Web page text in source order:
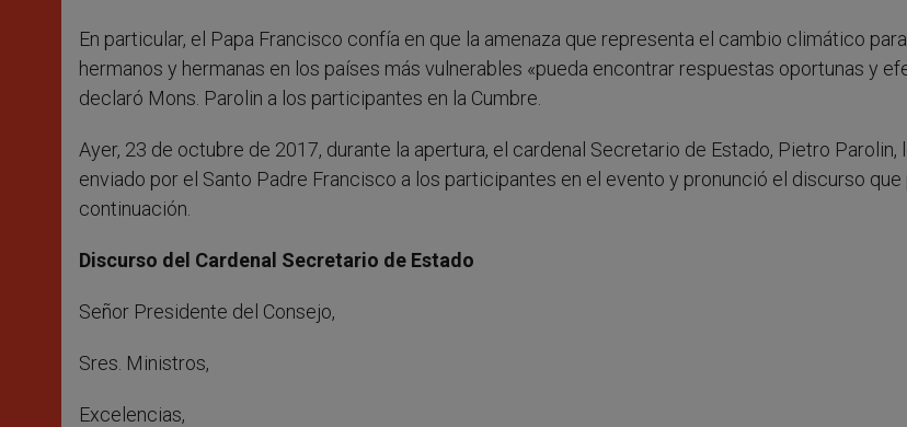
En particular, el Papa Francisco confía en que la amenaza que representa el cambio climático
hermanos y hermanas en los países más vulnerables «pueda encontrar respuestas oportunas y
declaró Mons. Parolin a los participantes en la Cumbre.
Ayer, 23 de octubre de 2017, durante la apertura, el cardenal Secretario de Estado, Pietro Parolin,
enviado por el Santo Padre Francisco a los participantes en el evento y pronunció el discurso
continuación.
Discurso del Cardenal Secretario de Estado
Señor Presidente del Consejo,
Sres. Ministros,
Excelencias,